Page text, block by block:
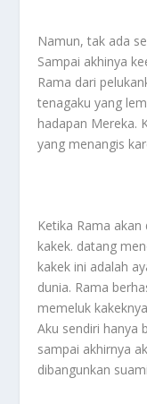
Namun, tak ada
Sampai akhinya
Rama dari
tenagaku yang
hadapan Mereka.
yang menangis
Ketika Rama
kakek. datang
kakek ini adalah
dunia. Rama
memeluk
Aku sendiri hanya
sampai akhirnya
dibangunkan